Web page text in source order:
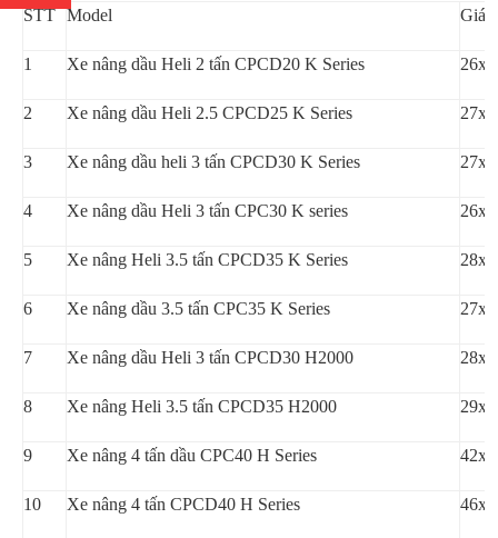
STT Model Giá
1 Xe nâng dầu Heli 2 tấn CPCD20 K Series
2 Xe nâng dầu Heli 2.5 CPCD25 K Series
3 Xe nâng dầu heli 3 tấn CPCD30 K Series
4 Xe nâng dầu Heli 3 tấn CPC30 K series
5 Xe nâng Heli 3.5 tấn CPCD35 K Series
6 Xe nâng dầu 3.5 tấn CPC35 K Series
7 Xe nâng dầu Heli 3 tấn CPCD30 H2000
8 Xe nâng Heli 3.5 tấn CPCD35 H2000
9 Xe nâng 4 tấn dầu CPC40 H Series
10 Xe nâng 4 tấn CPCD40 H Series